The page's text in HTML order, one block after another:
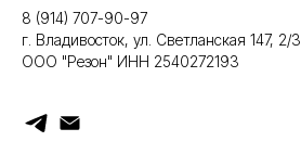
8 (914) 707-90-97
г. Владивосток, ул. Светланская 147, 2/3
ООО "Резон" ИНН 2540272193